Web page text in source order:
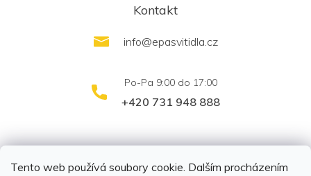
Tento web používá soubory cookie. Dalším procházením
Kontakt
info@epasvitidla.cz
+420 731 948 888